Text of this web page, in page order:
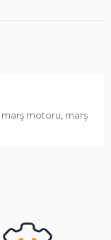
marş motoru, marş